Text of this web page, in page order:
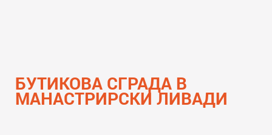
БУТИКОВА СГРАДА В
МАНАСТРИРСКИ ЛИВАДИ